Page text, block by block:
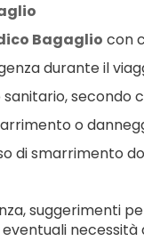
Bagaglio con
durante il
secondo
o
di smarrimento
suggerimenti
necessità